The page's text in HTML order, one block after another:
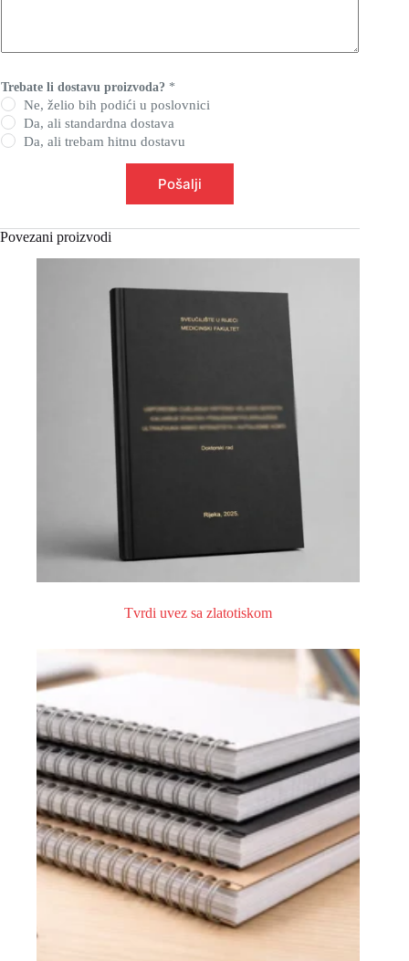
Trebate li dostavu proizvoda? *
Ne, želio bih podići u poslovnici
Da, ali standardna dostava
Da, ali trebam hitnu dostavu
Pošalji
Povezani proizvodi
Tvrdi uvez sa zlatotiskom